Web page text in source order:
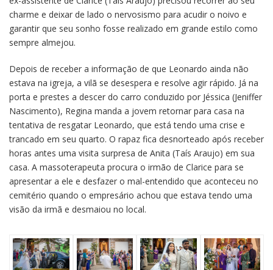
charme e deixar de lado o nervosismo para acudir o noivo e
garantir que seu sonho fosse realizado em grande estilo como
sempre almejou.
Depois de receber a informação de que Leonardo ainda não
estava na igreja, a vilã se desespera e resolve agir rápido. Já na
porta e prestes a descer do carro conduzido por Jéssica (Jeniffer
Nascimento), Regina manda a jovem retornar para casa na
tentativa de resgatar Leonardo, que está tendo uma crise e
trancado em seu quarto. O rapaz fica desnorteado após receber
horas antes uma visita surpresa de Anita (Taís Araujo) em sua
casa. A massoterapeuta procura o irmão de Clarice para se
apresentar a ele e desfazer o mal-entendido que aconteceu no
cemitério quando o empresário achou que estava tendo uma
visão da irmã e desmaiou no local.